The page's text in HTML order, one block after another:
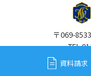
〒069-
TEL
資料請求